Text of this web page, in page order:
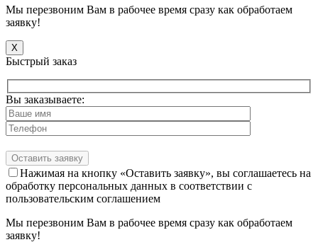
Мы перезвоним Вам в рабочее время сразу как обработаем
заявку!
X
Быстрый заказ
Вы заказываете:
Нажимая на кнопку «Оставить заявку», вы соглашаетесь на
обработку персональных данных в соответствии с
пользовательским соглашением
Мы перезвоним Вам в рабочее время сразу как обработаем
заявку!